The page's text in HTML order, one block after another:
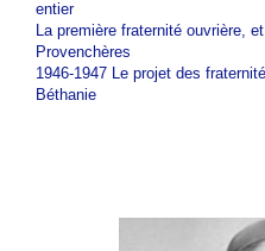
entier
La première fraternité ouvrière,
Provenchères
1946-1947 Le projet des
Béthanie